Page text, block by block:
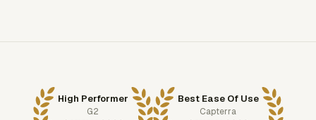
High Performer
G2
Best Ease Of Use
Capterra